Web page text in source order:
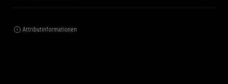
Attributinformationen